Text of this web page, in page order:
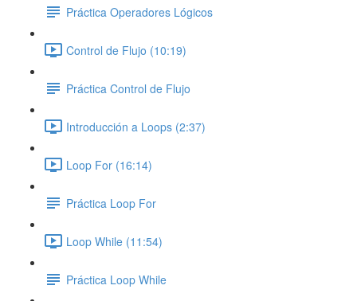
Práctica Operadores Lógicos
Control de Flujo (10:19)
Práctica Control de Flujo
Introducción a Loops (2:37)
Loop For (16:14)
Práctica Loop For
Loop While (11:54)
Práctica Loop While